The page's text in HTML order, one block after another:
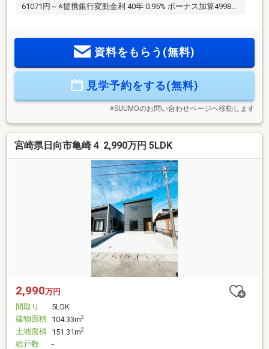
61071円～※提携銀行変動金利 40年 0.95% ボーナス加算49980
円の場合◆高い断熱性能のZEH水準住宅◆5ＬＤＫ、2階建て
ローゼット・シューズクローク・全居室クローゼット）でお
部屋が片付く！◆太陽光4.3ｋｗ標準装備とオール電化で月々
事動線など家事ラクラク！◆省令準耐火構造で火災保険がお
安くなる！ご見学できます。お住まいのこともご相談くださ
資料をもらう(無料)
見学予約をする(無料)
※SUUMOのお問い合わせページへ移動します
宮崎県日向市亀崎４ 2,990万円 5LDK
2,990万円
間取り
5LDK
建物面積 104.33m2
土地面積 151.31m2
総戸数
-